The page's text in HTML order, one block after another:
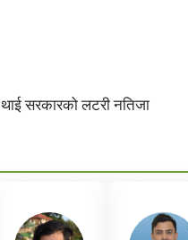
थाई सरकारको लटरी नतिजा